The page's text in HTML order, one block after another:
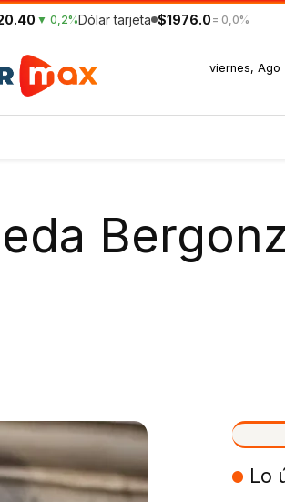
▼ 0,2%Dólar tarjeta $1976.0 = 0,0%
viernes, Ago
Lo